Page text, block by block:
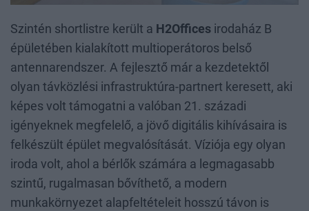
Szintén shortlistre került a H2Offices irodaház B
épületében kialakított multioperátoros belső
antennarendszer. A fejlesztő már a kezdetektől
olyan távközlési infrastruktúra-partnert keresett, aki
képes volt támogatni a valóban 21. századi
igényeknek megfelelő, a jövő digitális kihívásaira is
felkészült épület megvalósítását. Víziója egy olyan
iroda volt, ahol a bérlők számára a legmagasabb
szintű, rugalmasan bővíthető, a modern
munkakörnyezet alapfeltételeit hosszú távon is